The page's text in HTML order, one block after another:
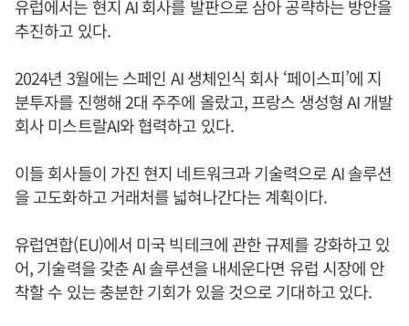
유럽에서는 현지 AI 회사를 발판으로 삼아 공략하는 방안을
추진하고 있다.
2024년 3월에는 스페인 AI 생체인식 회사 ‘페이스피’에 지
분투자를 진행해 2대 주주에 올랐고, 프랑스 생성형 AI 개발
회사 미스트랄AI와 협력하고 있다.
이들 회사들이 가진 현지 네트워크과 기술력으로 AI 솔루션
을 고도화하고 거래처를 넓혀나간다는 계획이다.
유럽연합(EU)에서 미국 빅테크에 관한 규제를 강화하고 있
어, 기술력을 갖춘 AI 솔루션을 내세운다면 유럽 시장에 안
착할 수 있는 충분한 기회가 있을 것으로 기대하고 있다.